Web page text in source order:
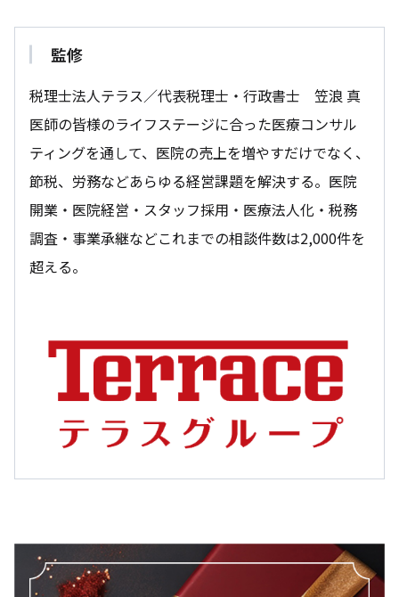
監修
税理士法人テラス／代表税理士・行政書士 笠浪 真
医師の皆様のライフステージに合った医療コンサル
ティングを通して、医院の売上を増やすだけでなく、
節税、労務などあらゆる経営課題を解決する。医院
開業・医院経営・スタッフ採用・医療法人化・税務
調査・事業承継などこれまでの相談件数は2,000件を
超える。